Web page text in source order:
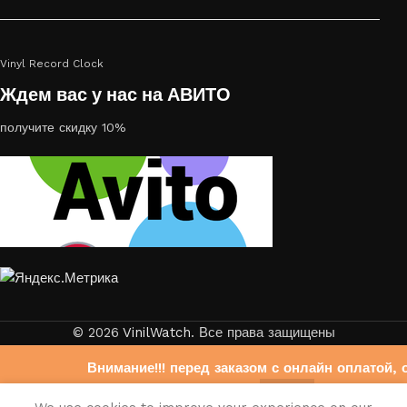
Внимание!!! перед заказом с онлайн оплатой,
Vinyl Record Clock
Ждем вас у нас на АВИТО
получите скидку 10%
© 2026 VinilWatch. Все права защищены